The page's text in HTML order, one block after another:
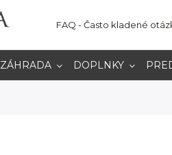
FAQ - Často kladené
ZÁHRADA DOPLNKY